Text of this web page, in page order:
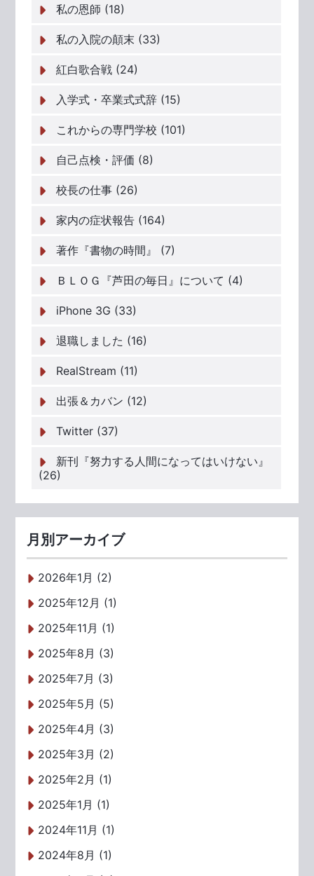
私の恩師 (18)
私の入院の顛末 (33)
紅白歌合戦 (24)
入学式・卒業式式辞 (15)
これからの専門学校 (101)
自己点検・評価 (8)
校長の仕事 (26)
家内の症状報告 (164)
著作『書物の時間』 (7)
ＢＬＯＧ『芦田の毎日』について (4)
iPhone 3G (33)
退職しました (16)
RealStream (11)
出張＆カバン (12)
Twitter (37)
新刊『努力する人間になってはいけない』
(26)
月別アーカイブ
2026年1月 (2)
2025年12月 (1)
2025年11月 (1)
2025年8月 (3)
2025年7月 (3)
2025年5月 (5)
2025年4月 (3)
2025年3月 (2)
2025年2月 (1)
2025年1月 (1)
2024年11月 (1)
2024年8月 (1)